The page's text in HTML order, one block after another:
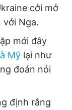
cởi mở
với Nga.
mới đây
Mỹ lại như
đoán nói
định rằng